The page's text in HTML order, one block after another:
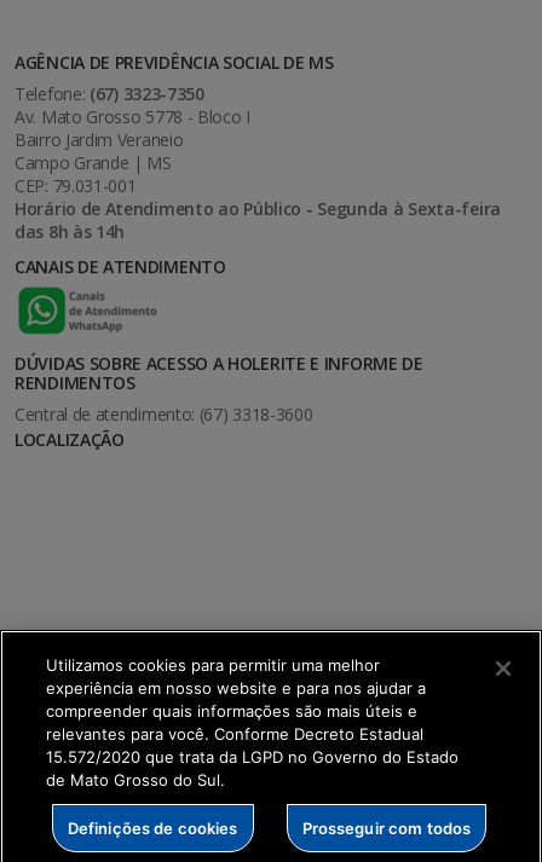
AGÊNCIA DE PREVIDÊNCIA SOCIAL DE MS
Telefone: (67) 3323-7350
Av. Mato Grosso 5778 - Bloco I
Bairro Jardim Veraneio
Campo Grande | MS
CEP: 79.031-001
Horário de Atendimento ao Público - Segunda à Sexta-feira
das 8h às 14h
CANAIS DE ATENDIMENTO
DÚVIDAS SOBRE ACESSO A HOLERITE E INFORME DE
RENDIMENTOS
Central de atendimento: (67) 3318-3600
LOCALIZAÇÃO
SETDIG | Secretaria-Executiva de Transformação
Digital
Utilizamos cookies para permitir uma melhor
experiência em nosso website e para nos ajudar a
compreender quais informações são mais úteis e
relevantes para você. Conforme Decreto Estadual
15.572/2020 que trata da LGPD no Governo do Estado
de Mato Grosso do Sul.
Definições de cookies Prosseguir com todos